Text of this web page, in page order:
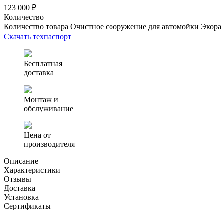
123 000 ₽
Количество
Количество товара Очистное сооружение для автомойки
Скачать техпаспорт
Бесплатная
доставка
Монтаж и
обслуживание
Цена от
производителя
Описание
Характеристики
Отзывы
Доставка
Установка
Сертификаты